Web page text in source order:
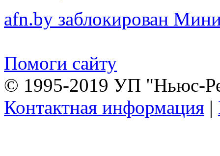
afn.by заблокирован
Помоги сайту
© 1995-2019 УП "Ньюс-
Контактная информация |